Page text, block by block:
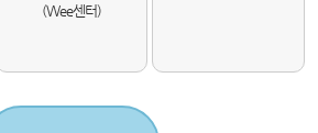
(Wee센터)